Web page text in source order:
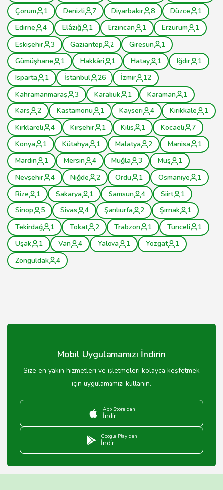
Çorum
1 Denizli 7 Diyarbakır 8 Düzce
1
Edirne
4 Elâzığ 1 Erzincan 1 Erzurum
1
Eskişehir
3 Gaziantep 2 Giresun
1
Gümüşhane
1 Hakkâri 1 Hatay 1 Iğdır
1
Isparta
1 İstanbul 26 İzmir
12
Kahramanmaraş
3 Karabük 1 Karaman
1
Kars
2 Kastamonu 1 Kayseri 4 Kırıkkale
1
Kırklareli
4 Kırşehir 1 Kilis 1 Kocaeli
7
Konya
1 Kütahya 1 Malatya 2 Manisa
1
Mardin
1 Mersin 4 Muğla 3 Muş
1
Nevşehir
4 Niğde 2 Ordu 1 Osmaniye
1
Rize
1 Sakarya 1 Samsun 4 Siirt
1
Sinop
5 Sivas 4 Şanlıurfa 2 Şırnak
1
Tekirdağ
1 Tokat 2 Trabzon 1 Tunceli
1
Uşak
1 Van 4 Yalova 1 Yozgat
1
Zonguldak
4
Mobil Uygulamamızı İndirin
Size en yakın hizmetleri ve işletmeleri kolayca keşfetmek
için uygulamamızı kullanın.
App Store'dan
İndir
Google Play'den
İndir